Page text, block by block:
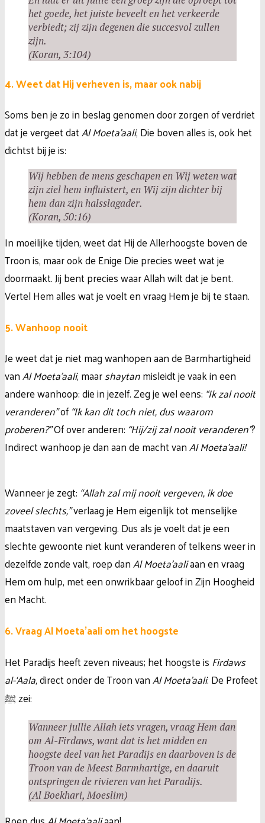
het goede, het juiste beveelt en het verkeerde
verbiedt; zij zijn degenen die succesvol zullen
zijn.
(Koran, 3:104)
4. Weet dat Hij verheven is, maar ook nabij
Soms ben je zo in beslag genomen door zorgen of verdriet
dat je vergeet datAl Moeta’aali, Die boven alles is, ook het
dichtst bij je is:
Wij hebben de mens geschapen en Wij weten wat
zijn ziel hem influistert, en Wij zijn dichter bij
hem dan zijn halsslagader.
(Koran, 50:16)
In moeilijke tijden, weet dat Hij de Allerhoogste boven de
Troon is, maar ook de Enige Die precies weet wat je
doormaakt. Jij bent precies waar Allah wilt dat je bent.
Vertel Hem alles wat je voelt en vraag Hem je bij te staan.
5. Wanhoop nooit
Je weet dat je niet mag wanhopen aan de Barmhartigheid
vanAl Moeta’aali, maarshaytanmisleidt je vaak in een
andere wanhoop: die in jezelf. Zeg je wel eens: “Ik zal nooit
veranderen”of“Ik kan dit toch niet, dus waarom
proberen?”Of over anderen: “Hij/zij zal nooit veranderen”?
Indirect wanhoop je dan aan de macht vanAl Moeta’aali!
Wanneer je zegt: “Allah zal mij nooit vergeven, ik doe
zoveel slechts,”verlaag je Hem eigenlijk tot menselijke
maatstaven van vergeving. Dus als je voelt dat je een
slechte gewoonte niet kunt veranderen of telkens weer in
dezelfde zonde valt, roep danAl Moeta’aaliaan en vraag
Hem om hulp, met een onwrikbaar geloof in Zijn Hoogheid
en Macht.
6. Vraag Al Moeta’aali om het hoogste
Het Paradijs heeft zeven niveaus; het hoogste is Firdaws
al-‘Aala, direct onder de Troon vanAl Moeta’aali. De Profeet
ﷺ zei:
Wanneer jullie Allah iets vragen, vraag Hem dan
om Al-Firdaws, want dat is het midden en
hoogste deel van het Paradijs en daarboven is de
Troon van de Meest Barmhartige, en daaruit
ontspringen de rivieren van het Paradijs.
(Al Boekhari, Moeslim)